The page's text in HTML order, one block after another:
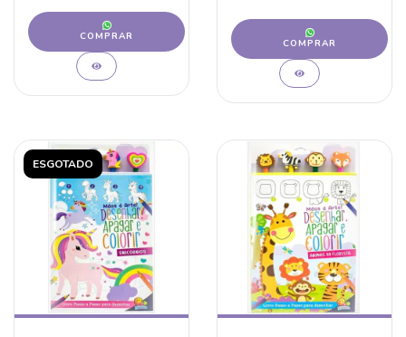
COMPRAR
COMPRAR
ESGOTADO